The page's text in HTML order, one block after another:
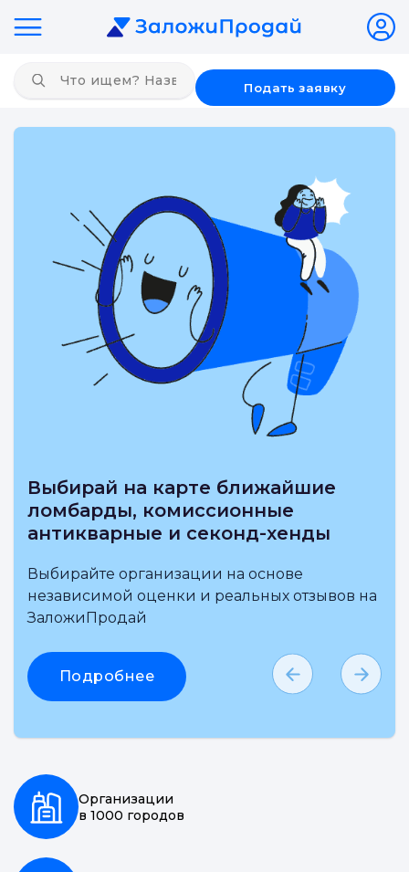
Подать заявку
Выбирай на карте ближайшие
ломбарды, комиссионные
антикварные и секонд-хенды
Выбирайте организации на основе
независимой оценки и реальных отзывов на
ЗаложиПродай
Подробнее
Организации
в 1000 городов